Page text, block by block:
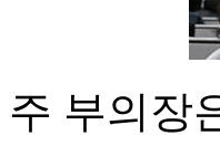
주 부의장